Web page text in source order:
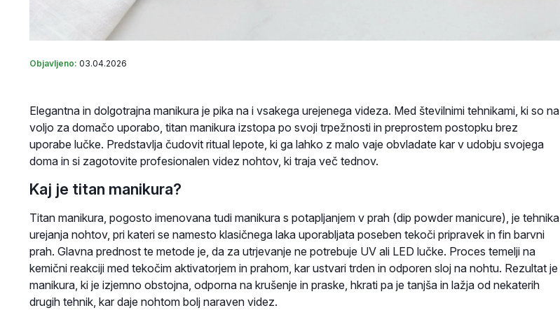
Objavljeno: 03.04.2026
Elegantna in dolgotrajna manikura je pika na i vsakega urejenega videza. Med številnimi tehnikami, ki so na
voljo za domačo uporabo, titan manikura izstopa po svoji trpežnosti in preprostem postopku brez
uporabe lučke. Predstavlja čudovit ritual lepote, ki ga lahko z malo vaje obvladate kar v udobju svojega
doma in si zagotovite profesionalen videz nohtov, ki traja več tednov.
Kaj je titan manikura?
Titan manikura, pogosto imenovana tudi manikura s potapljanjem v prah (dip powder manicure), je tehnika
urejanja nohtov, pri kateri se namesto klasičnega laka uporabljata poseben tekoči pripravek in fin barvni
prah. Glavna prednost te metode je, da za utrjevanje ne potrebuje UV ali LED lučke. Proces temelji na
kemični reakciji med tekočim aktivatorjem in prahom, kar ustvari trden in odporen sloj na nohtu. Rezultat je
manikura, ki je izjemno obstojna, odporna na krušenje in praske, hkrati pa je tanjša in lažja od nekaterih
drugih tehnik, kar daje nohtom bolj naraven videz.